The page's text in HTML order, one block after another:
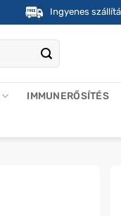
Ingyenes
IMMUNERŐSÍTÉS